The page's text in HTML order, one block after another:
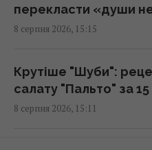
14:41 субота, 08 серпня 2026
в Україну та
Криму
14:40 субота, 08 серпня 2026
перекласти «души
8 серпня 2026, 15:15
Крутіше "Шуби":
салату "Пальто" за
8 серпня 2026, 15:11